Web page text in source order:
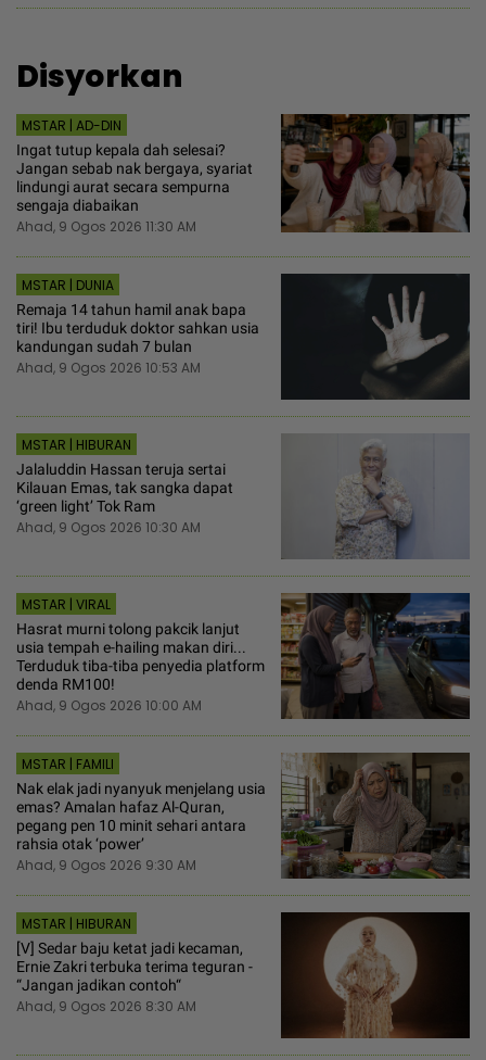
Disyorkan
MSTAR | AD-DIN
Ingat tutup kepala dah selesai?
Jangan sebab nak bergaya, syariat
lindungi aurat secara sempurna
sengaja diabaikan
Ahad, 9 Ogos 2026 11:30 AM
MSTAR | DUNIA
Remaja 14 tahun hamil anak bapa
tiri! Ibu terduduk doktor sahkan usia
kandungan sudah 7 bulan
Ahad, 9 Ogos 2026 10:53 AM
MSTAR | HIBURAN
Jalaluddin Hassan teruja sertai
Kilauan Emas, tak sangka dapat
‘green light’ Tok Ram
Ahad, 9 Ogos 2026 10:30 AM
MSTAR | VIRAL
Hasrat murni tolong pakcik lanjut
usia tempah e-hailing makan diri...
Terduduk tiba-tiba penyedia platform
denda RM100!
Ahad, 9 Ogos 2026 10:00 AM
MSTAR | FAMILI
Nak elak jadi nyanyuk menjelang usia
emas? Amalan hafaz Al-Quran,
pegang pen 10 minit sehari antara
rahsia otak ‘power’
Ahad, 9 Ogos 2026 9:30 AM
MSTAR | HIBURAN
[V] Sedar baju ketat jadi kecaman,
Ernie Zakri terbuka terima teguran -
“Jangan jadikan contoh“
Ahad, 9 Ogos 2026 8:30 AM